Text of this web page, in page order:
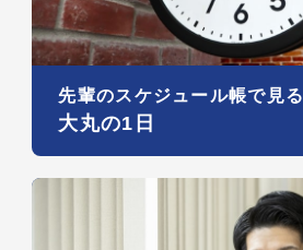
先輩のスケジュール帳で見る
大丸の1日